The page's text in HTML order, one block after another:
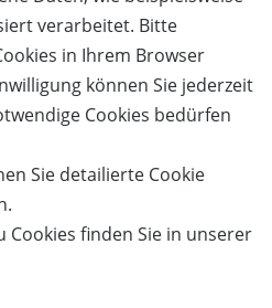
verarbeitet. Bitte
in Ihrem Browser
können Sie jederzeit
Cookies bedürfen
Sie detailierte Cookie
finden Sie in unserer
mit dem gewissen Extra.
Ausstattung, liebevolle
zu sein.
besondere Highlights wie
– perfekt für alle, die sich
möchten. Ergänzend
und ausgewählten
Ihre Auszeit rundum